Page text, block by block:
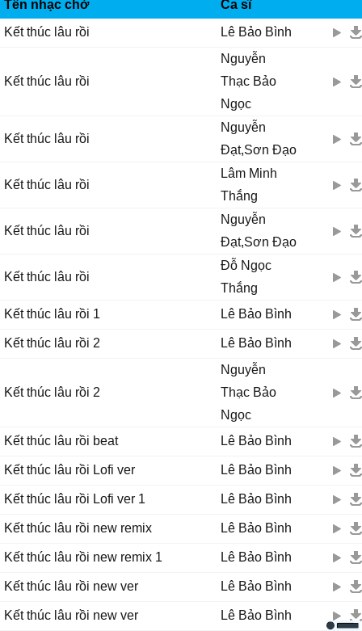
Tên nhạc chờ
Ca sĩ
Kết thúc lâu rồi
Lê Bảo Bình
Kết thúc lâu rồi
Nguyễn
Thạc Bảo
Ngọc
Kết thúc lâu rồi
Nguyễn
Đạt,Sơn Đạo
Kết thúc lâu rồi
Lâm Minh
Thắng
Kết thúc lâu rồi
Nguyễn
Đạt,Sơn Đạo
Kết thúc lâu rồi
Đỗ Ngọc
Thắng
Kết thúc lâu rồi 1
Lê Bảo Bình
Kết thúc lâu rồi 2 Lê Bảo Bình
Kết thúc lâu rồi 2
Nguyễn
Thạc Bảo
Ngọc
Kết thúc lâu rồi beat
Lê Bảo Bình
Kết thúc lâu rồi Lofi ver Lê Bảo Bình
Kết thúc lâu rồi Lofi ver 1 Lê Bảo Bình
Kết thúc lâu rồi new remix Lê Bảo Bình
Kết thúc lâu rồi new remix 1 Lê Bảo Bình
Kết thúc lâu rồi new ver Lê Bảo Bình
Kết thúc lâu rồi new ver Lê Bảo Bình